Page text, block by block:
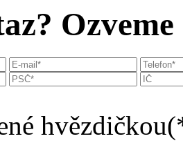
Ozveme